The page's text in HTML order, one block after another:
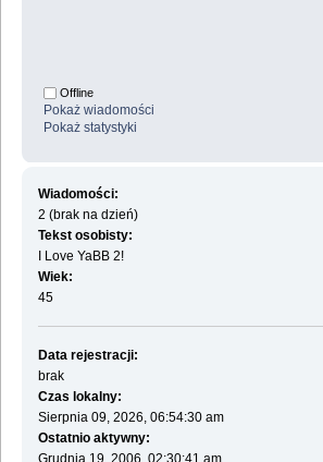
Offline
Pokaż wiadomości
Pokaż statystyki
Wiadomości:
2 (brak na dzień)
Tekst osobisty:
I Love YaBB 2!
Wiek:
45
Data rejestracji:
brak
Czas lokalny:
Sierpnia 09, 2026, 06:54:30 am
Ostatnio aktywny:
Grudnia 19, 2006, 02:30:41 am